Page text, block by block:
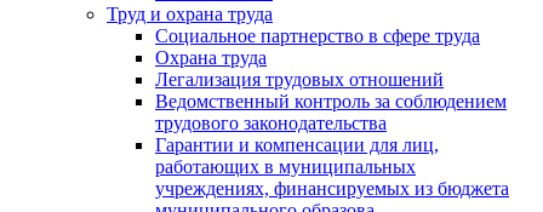
Труд и охрана труда
Социальное партнерство в сфере труда
Охрана труда
Легализация трудовых отношений
Ведомственный контроль за соблюдением
трудового законодательства
Гарантии и компенсации для лиц,
работающих в муниципальных
учреждениях, финансируемых из бюджета